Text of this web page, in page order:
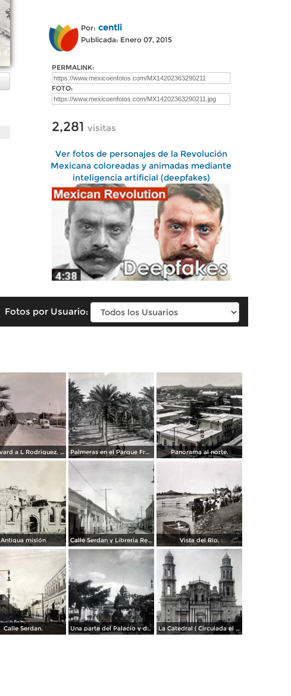
Por: centli
Publicada: Enero 07, 2015
PERMALINK:
FOTO:
2,281 visitas
Ver fotos de personajes de la Revolución
Mexicana coloreadas y animadas mediante
inteligencia artificial (deepfakes)
Fotos por Usuario:
Boulevard a L Rodriguez. ( Circulada el 7 de Agosto de 1961 ). Palmeras en el Parque Francisco I Madero. Panorama al norte.
Antigua misión Calle Serdan y Libreria Renacimiento. Vista del Rio.
Calle Serdan. Una parte del Palacio y de la Plaza ( Circulada el 9 de Enero de 1911 ). La Catedral ( Circulada el 9 de Enero de 1911 ).